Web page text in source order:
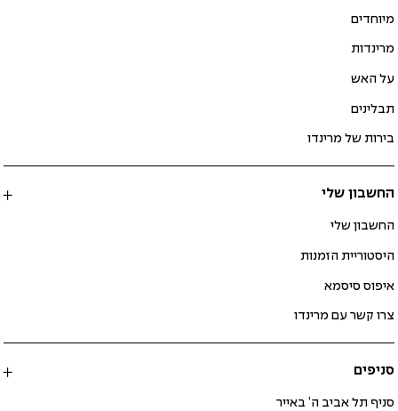
מיוחדים
מרינדות
על האש
תבלינים
בירות של מרינדו
החשבון שלי
החשבון שלי
היסטוריית הזמנות
איפוס סיסמא
צרו קשר עם מרינדו
סניפים
סניף תל אביב ה’ באייר